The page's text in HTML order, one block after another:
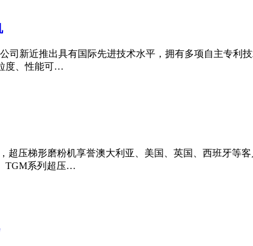
司新近推出具有国际先进技术水平，拥有多项自主专
度、性能可…
超压梯形磨粉机享誉澳大利亚、美国、英国、西班牙等
TGM系列超压…